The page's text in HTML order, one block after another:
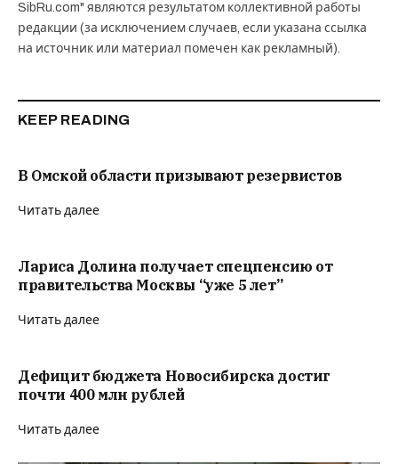
SibRu.com" являются результатом коллективной работы
редакции (за исключением случаев, если указана ссылка
на источник или материал помечен как рекламный).
KEEP READING
В Омской области призывают резервистов
Читать далее
Лариса Долина получает спецпенсию от
правительства Москвы “уже 5 лет”
Читать далее
Дефицит бюджета Новосибирска достиг
почти 400 млн рублей
Читать далее